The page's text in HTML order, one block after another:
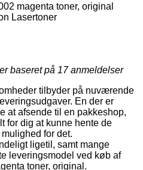
magenta toner, original
Lasertoner
baseret på 17anmeldelser
tilbyder på nuværende
En der er
at afsende til en pakkeshop,
for dig at kunne hente de
for det.
ligetil, samt mange
leveringsmodel ved køb af
toner, original.